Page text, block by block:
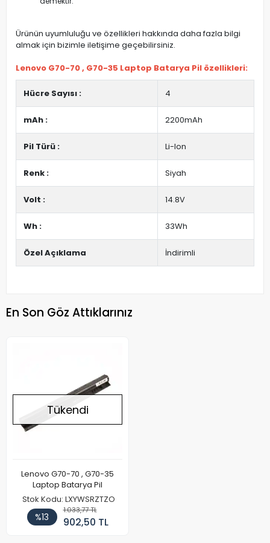
Ürünün uyumluluğu ve özellikleri hakkında daha fazla bilgi
almak için bizimle iletişime geçebilirsiniz.
Lenovo G70-70 , G70-35 Laptop Batarya Pil özellikleri:
Hücre Sayısı : 4
mAh : 2200mAh
Pil Türü : Li-Ion
Renk : Siyah
Volt : 14.8V
Wh : 33Wh
Özel Açıklama İndirimli
En Son Göz Attıklarınız
Tükendi
Lenovo G70-70 , G70-35
Laptop Batarya Pil
Stok Kodu: LXYWSRZTZO
%13
1.033,77 TL
902,50 TL